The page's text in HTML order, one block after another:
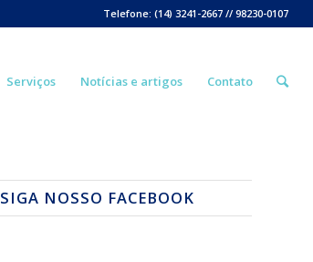
Telefone: (14) 3241-2667 // 98230-0107
Serviços Notícias e artigos Contato
SIGA NOSSO FACEBOOK